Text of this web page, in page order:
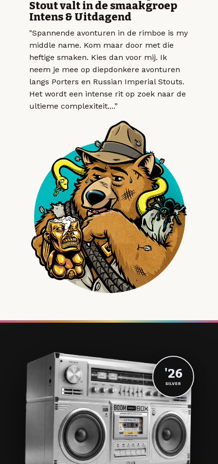
Stout valt in de smaakgroep
Intens & Uitdagend
"Spannende avonturen in de rimboe is my
middle name. Kom maar door met die
heftige smaken. Kies dan voor mij. Ik
neem je mee op diepdonkere avonturen
langs Porters en Russian Imperial Stouts.
Het wordt een intense rit op zoek naar de
ultieme complexiteit....”
'26
SILVER